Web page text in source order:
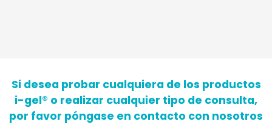
Si desea probar cualquiera de los productos
i-gel® o realizar cualquier tipo de consulta,
por favor póngase en contacto con nosotros